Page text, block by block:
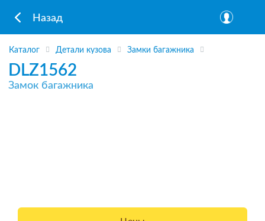
Назад
Каталог Детали кузова Замки багажника
DLZ1562
Замок багажника